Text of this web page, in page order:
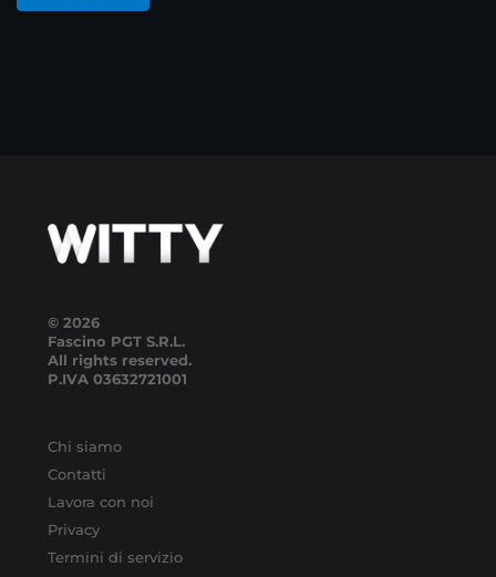
© 2026
Fascino PGT S.R.L.
All rights reserved.
P.IVA 03632721001
Chi siamo
Contatti
Lavora con noi
Privacy
Termini di servizio